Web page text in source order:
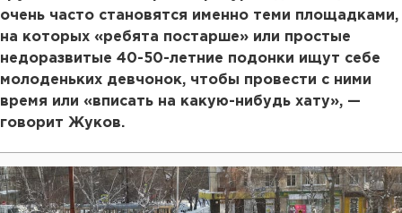
очень часто становятся именно теми площадками,
на которых «ребята постарше» или простые
недоразвитые 40-50-летние подонки ищут себе
молоденьких девчонок, чтобы провести с ними
время или «вписать на какую-нибудь хату», —
говорит Жуков.